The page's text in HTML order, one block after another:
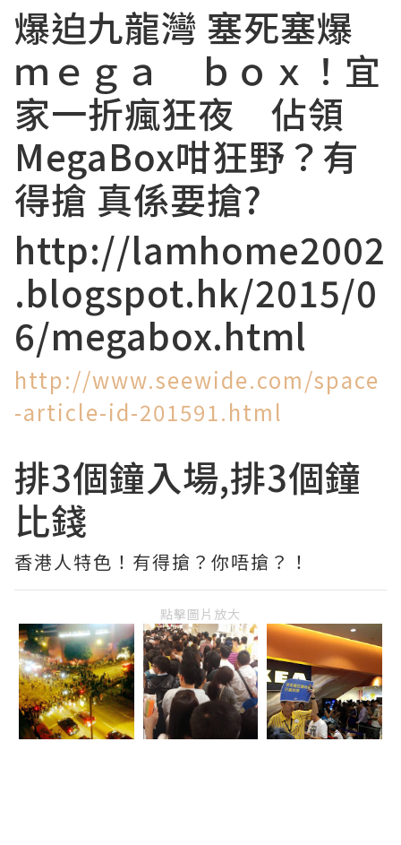
爆迫九龍灣 塞死塞爆
ｍｅｇａ ｂｏｘ！宜
家一折瘋狂夜 佔領
MegaBox咁狂野？有
得搶 真係要搶?
http://lamhome2002
.blogspot.hk/2015/0
6/megabox.html
http://www.seewide.com/space
-article-id-201591.html
排3個鐘入場,排3個鐘
比錢
香港人特色！有得搶？你唔搶？！
點擊圖片放大